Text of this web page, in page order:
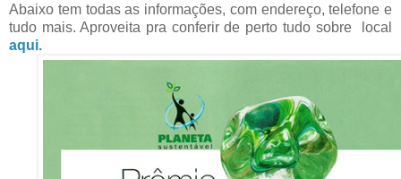
Abaixo tem todas as informações, com endereço, telefone e
tudo mais. Aproveita pra conferir de perto tudo sobre local
aqui.